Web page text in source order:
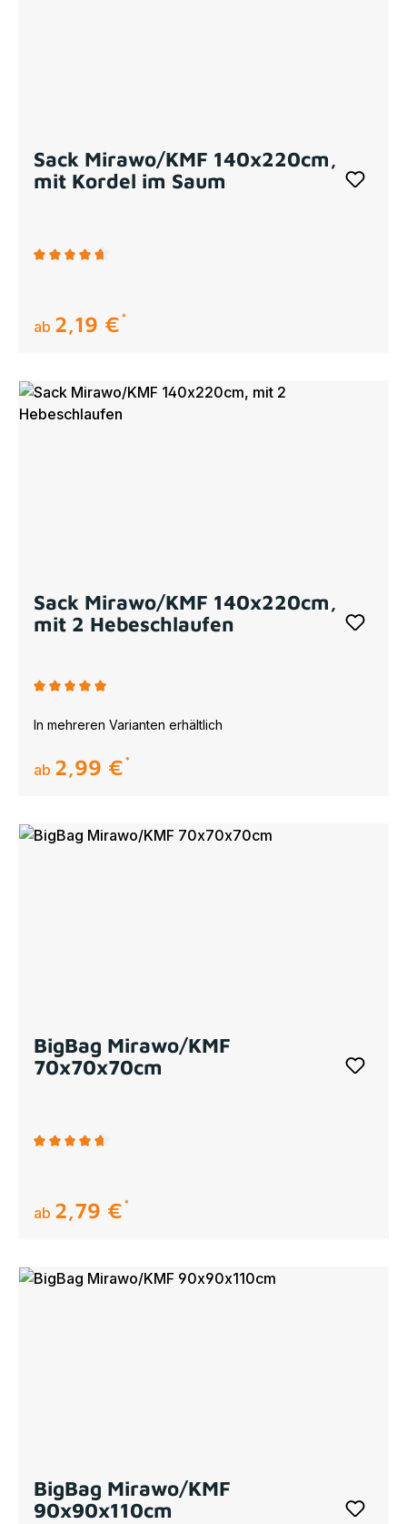
Sack Mirawo/KMF 140x220cm,
mit Kordel im Saum
regulärer preis:
ab 2,19 €
Sack Mirawo/KMF 140x220cm,
mit 2 Hebeschlaufen
In mehreren Varianten erhältlich
regulärer preis:
ab 2,99 €
BigBag Mirawo/KMF
70x70x70cm
regulärer preis:
ab 2,79 €
BigBag Mirawo/KMF
90x90x110cm